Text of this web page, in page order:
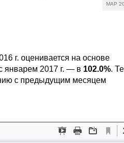
МАР
г. оценивается на основе
январем 2017 г. — в 102.0%.
с предыдущим месяцем